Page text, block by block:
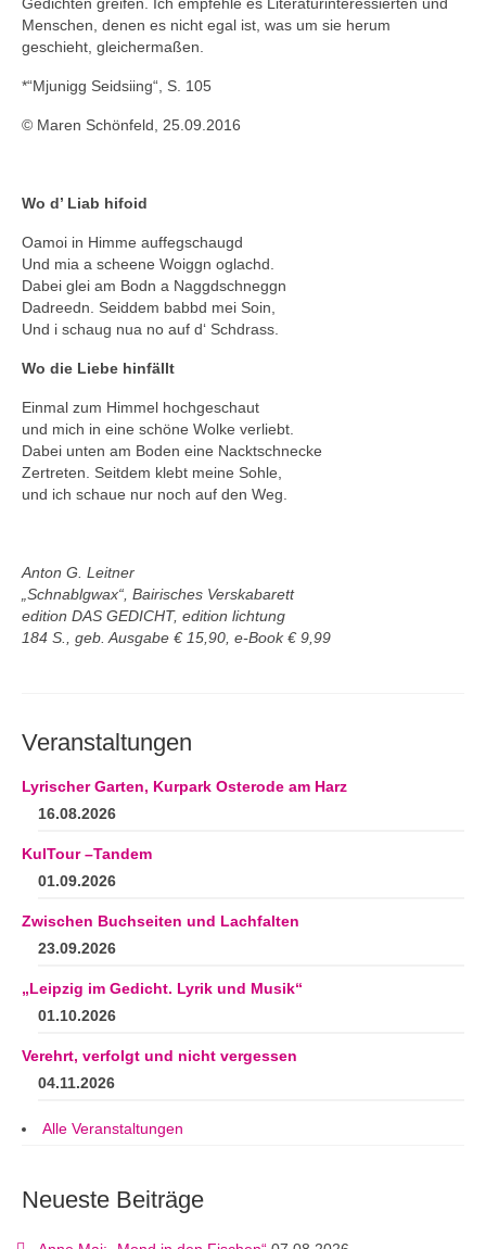
Gedichten greifen. Ich empfehle es Literaturinteressierten und
Menschen, denen es nicht egal ist, was um sie herum
geschieht, gleichermaßen.
*“Mjunigg Seidsiing“, S. 105
© Maren Schönfeld, 25.09.2016
Wo d’ Liab hifoid
Oamoi in Himme auffegschaugd
Und mia a scheene Woiggn oglachd.
Dabei glei am Bodn a Naggdschneggn
Dadreedn. Seiddem babbd mei Soin,
Und i schaug nua no auf d‘ Schdrass.
Wo die Liebe hinfällt
Einmal zum Himmel hochgeschaut
und mich in eine schöne Wolke verliebt.
Dabei unten am Boden eine Nacktschnecke
Zertreten. Seitdem klebt meine Sohle,
und ich schaue nur noch auf den Weg.
Anton G. Leitner
„Schnablgwax“, Bairisches Verskabarett
edition DAS GEDICHT, edition lichtung
184 S., geb. Ausgabe € 15,90, e-Book € 9,99
Veranstaltungen
Lyrischer Garten, Kurpark Osterode am Harz
16.08.2026
KulTour –Tandem
01.09.2026
Zwischen Buchseiten und Lachfalten
23.09.2026
„Leipzig im Gedicht. Lyrik und Musik“
01.10.2026
Verehrt, verfolgt und nicht vergessen
04.11.2026
Alle Veranstaltungen
Neueste Beiträge